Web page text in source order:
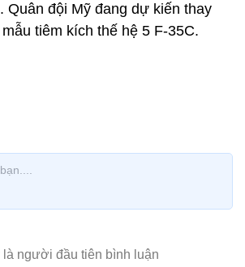
Quân đội Mỹ đang dự kiến thay
tiêm kích thế hệ 5 F-35C.